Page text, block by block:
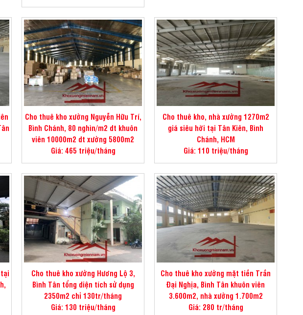
Cho thuê kho xưởng Nguyễn Hữu Trí,
Bình Chánh, 80 nghìn/m2 dt khuôn
viên 10000m2 dt xưởng 5800m2
Giá: 465 triệu/tháng
Cho thuê kho, nhà xưởng 1270m2
giá siêu hời tại Tân Kiên, Bình
Chánh, HCM
Giá: 110 triệu/tháng
Cho thuê kho xưởng Hương Lộ 3,
Bình Tân tổng diện tích sử dụng
2350m2 chỉ 130tr/tháng
Giá: 130 triệu/tháng
Cho thuê kho xưởng mặt tiền Trần
Đại Nghịa, Bình Tân khuôn viên
3.600m2, nhà xưởng 1.700m2
Giá: 280 tr/tháng